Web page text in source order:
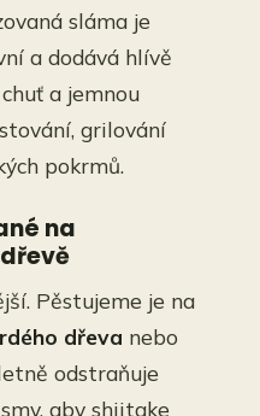
sláma je
a dodává hlívě
a jemnou
grilování
pokrmů.
na
Pěstujeme je na
dřeva nebo
odstraňuje
aby shiitake